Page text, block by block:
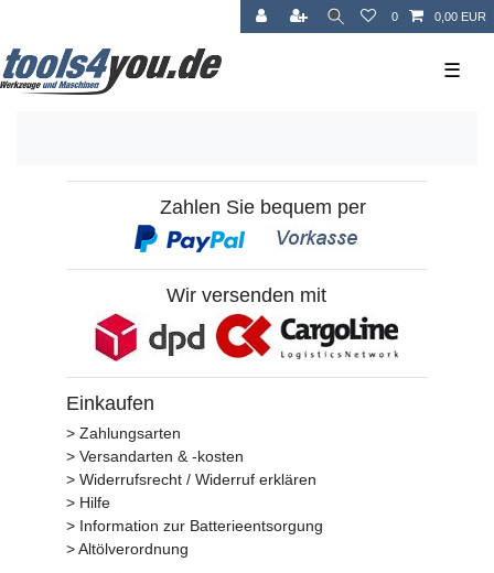
0 0,00 EUR
☰
Zahlen Sie bequem per
Wir versenden mit
Einkaufen
> Zahlungsarten
> Versandarten & -kosten
> Widerrufsrecht / Widerruf erklären
> Hilfe
> Information zur Batterieentsorgung
> Altölverordnung